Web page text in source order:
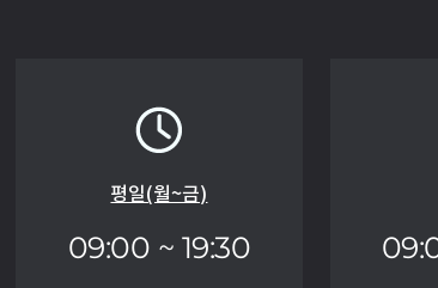
평일(월~금)
09:00 ~ 19:30